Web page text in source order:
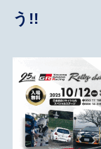
う!!